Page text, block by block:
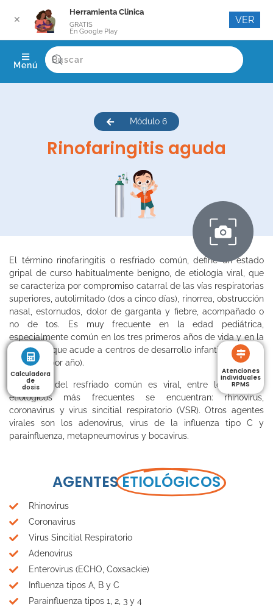
Menú
Módulo 6
Rinofaringitis aguda
El término rinofaringitis o resfriado común, define un estado
gripal de curso habitualmente benigno, de etiología viral, que
se caracteriza por compromiso catarral de las vías respiratorias
superiores, autolimitado (dos a cinco días), rinorrea, obstrucción
nasal, estornudos, dolor de garganta y fiebre, acompañado o
no de tos. Es muy frecuente en la edad pediátrica,
especialmente común en los tres primeros años de vida y en la
población que acude a centros de desarrollo infantil (de 3 a 10
episodios por año).
La causa del resfriado común es viral, entre los agentes
etiológicos más frecuentes se encuentran: rhinovirus,
coronavirus y virus sincitial respiratorio (VSR). Otros agentes
virales son los adenovirus, virus de la influenza tipo C y
parainfluenza, metapneumovirus y bocavirus.
AGENTESETIOLÓGICOS
Rhinovirus
Coronavirus
Virus Sincitial Respiratorio
Adenovirus
Enterovirus (ECHO, Coxsackie)
Influenza tipos A, B y C
Parainfluenza tipos 1, 2, 3 y 4
Calculadora
de
dosis
Calculadora
de
dosis
Atenciones
individuales
RPMS
✕
Herramienta Clinica
GRATIS
En Google Play
VER